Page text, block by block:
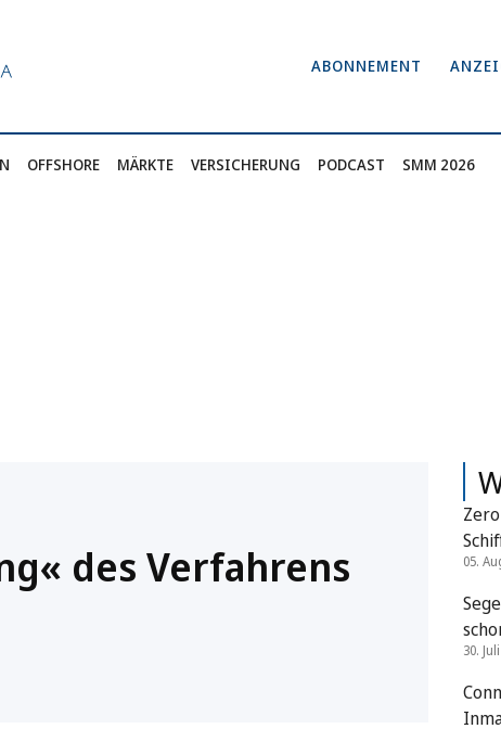
ABONNEMENT
OFFSHORE MÄRKTE VERSICHERUNG PODCAST SMM 2026
des Verfahrens
05.
30.